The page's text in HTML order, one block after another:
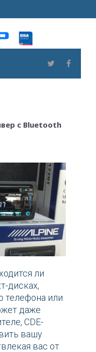
Twitter
с Bluetooth
ли
дисках,
телефона или
даже
CDE-
вашу
вас от